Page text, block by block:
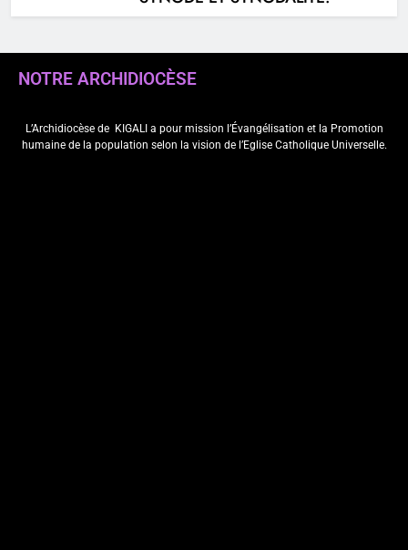
NOTRE ARCHIDIOCÈSE
L’Archidiocèse de KIGALI a pour mission l’Évangélisation et la Promotion
humaine de la population selon la vision de l’Eglise Catholique Universelle.